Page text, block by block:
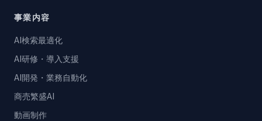
事業内容
AI検索最適化
AI研修・導入支援
AI開発・業務自動化
商売繁盛AI
動画制作